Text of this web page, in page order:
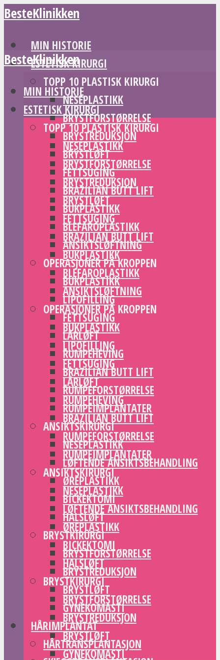
BesteKlinikken
MIN HISTORIE
ESTETISK KIRURGI
TOPP 10 PLASTISK KIRURGI
NESEPLASTIKK
BRYSTFORSTØRRELSE
BRYSTREDUKSJON
BRYSTLØFT
FETTSUGING
BRAZILIAN BUTT LIFT
BUKPLASTIKK
BLEFAROPLASTIKK
ANSIKTSLØFTNING
OPERASJONER PÅ KROPPEN
BUKPLASTIKK
LIPOFILLING
FETTSUGING
LÅRLØFT
RUMPEHEVING
BRAZILIAN BUTT LIFT
RUMPEFORSTØRRELSE
RUMPEIMPLANTATER
ANSIKTSKIRURGI
NESEPLASTIKK
LØFTENDE ANSIKTSBEHANDLING
ØREPLASTIKK
BICKEKTOMI
HALSLØFT
BRYSTKIRURGI
BRYSTFORSTØRRELSE
BRYSTREDUKSJON
BRYSTLØFT
GYNEKOMASTI
HÅRIMPLANTAT
HÅRTRANSPLANTASJON
BesteKlinikken
MIN HISTORIE
ESTETISK KIRURGI
TOPP 10 PLASTISK KIRURGI
NESEPLASTIKK
BRYSTFORSTØRRELSE
BRYSTREDUKSJON
BRYSTLØFT
FETTSUGING
BRAZILIAN BUTT LIFT
BUKPLASTIKK
BLEFAROPLASTIKK
ANSIKTSLØFTNING
OPERASJONER PÅ KROPPEN
BUKPLASTIKK
LIPOFILLING
FETTSUGING
LÅRLØFT
RUMPEHEVING
BRAZILIAN BUTT LIFT
RUMPEFORSTØRRELSE
RUMPEIMPLANTATER
ANSIKTSKIRURGI
NESEPLASTIKK
LØFTENDE ANSIKTSBEHANDLING
ØREPLASTIKK
BICKEKTOMI
HALSLØFT
BRYSTKIRURGI
BRYSTFORSTØRRELSE
BRYSTREDUKSJON
BRYSTLØFT
GYNEKOMASTI